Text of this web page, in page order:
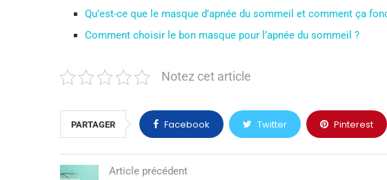
Qu’est-ce que le masque d’apnée du sommeil et comment ça
Comment choisir le bon masque pour l’apnée du sommeil ?
Notez cet article
PARTAGER Facebook Twitter Pinterest
Article précédent